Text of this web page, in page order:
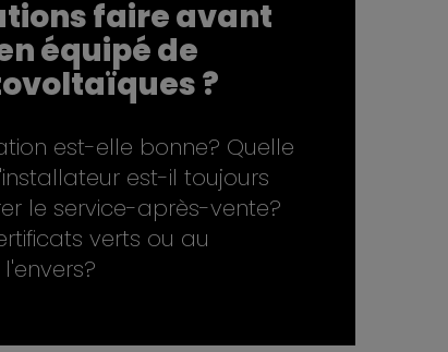
faire avant
équipé de
?
est-elle bonne? Quelle
est-il toujours
le service-après-vente?
verts ou au